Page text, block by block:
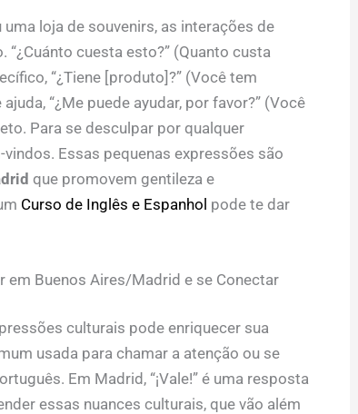
loja de souvenirs, as interações de
cuesta esto?” (Quanto custa
“¿Tiene [produto]?” (Você tem
“¿Me puede ayudar, por favor?” (Você
Para se desculpar por qualquer
vindos. Essas pequenas expressões são
que promovem gentileza e
Curso de Inglês e Espanhol pode te dar
em Buenos Aires/Madrid e se Conectar
culturais pode enriquecer sua
usada para chamar a atenção ou se
Em Madrid, “¡Vale!” é uma resposta
essas nuances culturais, que vão além